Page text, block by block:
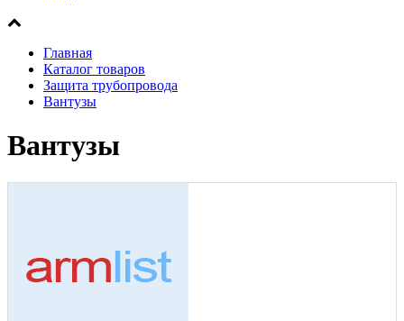
Главная
Каталог товаров
Защита трубопровода
Вантузы
Вантузы